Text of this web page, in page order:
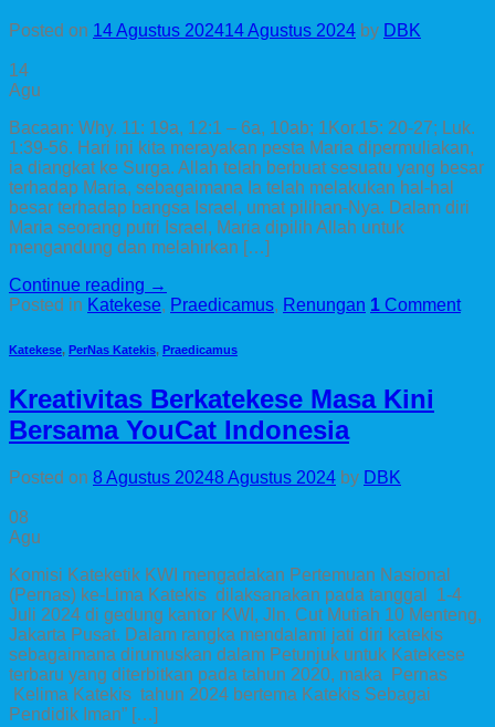
Posted on 14 Agustus 202414 Agustus 2024 by DBK
14
Agu
Bacaan: Why. 11: 19a, 12:1 – 6a, 10ab; 1Kor.15: 20-27; Luk.
1:39-56. Hari ini kita merayakan pesta Maria dipermuliakan,
ia diangkat ke Surga. Allah telah berbuat sesuatu yang besar
terhadap Maria, sebagaimana Ia telah melakukan hal-hal
besar terhadap bangsa Israel, umat pilihan-Nya. Dalam diri
Maria seorang putri Israel, Maria dipilih Allah untuk
mengandung dan melahirkan […]
Continue reading →
Posted in Katekese, Praedicamus, Renungan 1 Comment
Katekese, PerNas Katekis, Praedicamus
Kreativitas Berkatekese Masa Kini
Bersama YouCat Indonesia
Posted on 8 Agustus 20248 Agustus 2024 by DBK
08
Agu
Komisi Kateketik KWI mengadakan Pertemuan Nasional
(Pernas) ke-Lima Katekis dilaksanakan pada tanggal 1-4
Juli 2024 di gedung kantor KWI, Jln. Cut Mutiah 10 Menteng,
Jakarta Pusat. Dalam rangka mendalami jati diri katekis
sebagaimana dirumuskan dalam Petunjuk untuk Katekese
terbaru yang diterbitkan pada tahun 2020, maka Pernas
Kelima Katekis tahun 2024 bertema Katekis Sebagai
Pendidik Iman” […]